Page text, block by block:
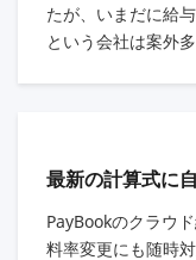
たが、いまだに給
という会社は案外
最新の計算式に
PayBookのクラウ
料率変更にも随時